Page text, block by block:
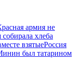
армия не
собирала хлеба
взятыеРоссия
был татарином